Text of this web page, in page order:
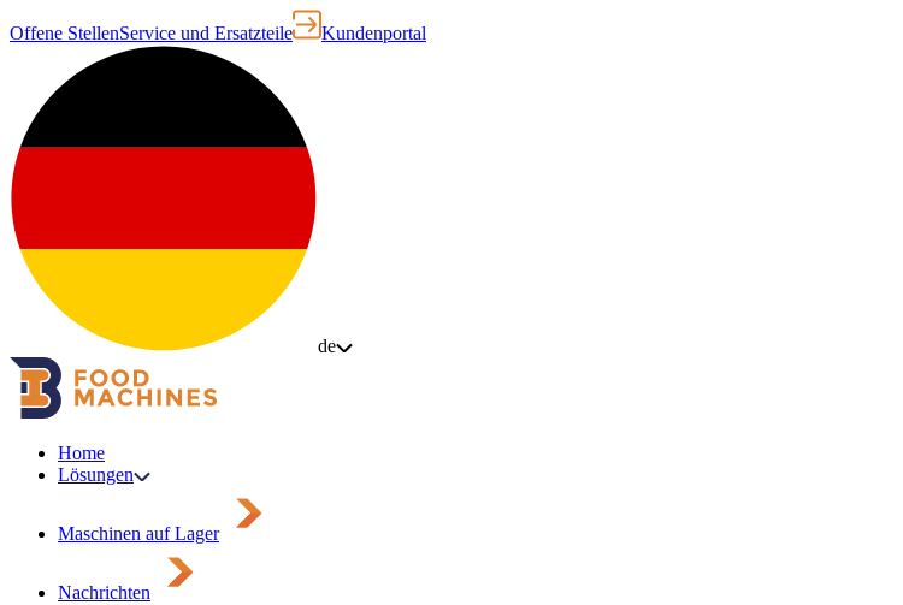
Offene StellenService und Ersatzteile Kundenportal
de
Home
Lösungen
Maschinen auf Lager
Nachrichten